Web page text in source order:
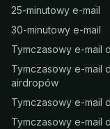
25-minutowy e-mail
30-minutowy e-mail
Tymczasowy e-mail
Tymczasowy e-mail
airdropów
Tymczasowy e-mail
Tymczasowy e-mail